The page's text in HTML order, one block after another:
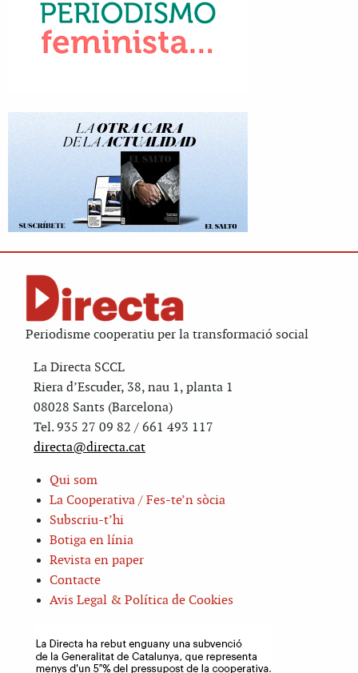
Periodisme cooperatiu per la transformació social
La Directa SCCL
Riera d’Escuder, 38, nau 1, planta 1
08028 Sants (Barcelona)
Tel. 935 27 09 82 / 661 493 117
directa@directa.cat
Qui som
La Cooperativa / Fes-te’n sòcia
Subscriu-t’hi
Botiga en línia
Revista en paper
Contacte
Avis Legal & Política de Cookies